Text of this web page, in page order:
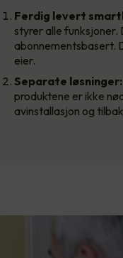
Ferdig levert
styrer alle
abonnementsbasert.
eier.
Separate løsninger:
produktene er ikke
avinstallasjon og